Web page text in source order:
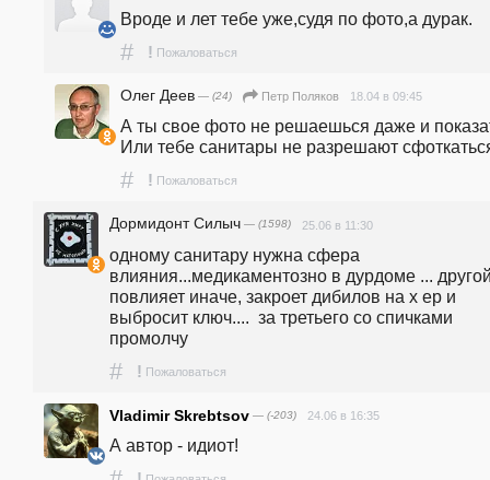
Вроде и лет тебе уже,судя по фото,а дурак.
# ! Пожаловаться
Oлег Деев — (24) Петр Поляков 18.04 в 09:45
А ты свое фото не решаешься даже и
Или тебе санитары не разрешают
# ! Пожаловаться
Дормидонт Силыч — (1598) 25.06 в 11:30
одному санитару нужна сфера
влияния...медикаментозно в дурдоме ...
повлияет иначе, закроет дибилов на х ер и
выбросит ключ....  за третьего со спичками
промолчу
# ! Пожаловаться
Vladimir Skrebtsov — (-203) 24.06 в 16:35
А автор - идиот!